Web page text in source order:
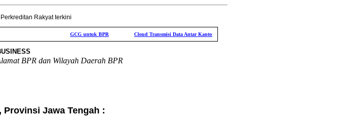
Rakyat terkini
GCG untuk BPR Cloud Transmisi Data Antar Kantor
BPR dan Wilayah Daerah BPR
Provinsi Jawa Tengah :